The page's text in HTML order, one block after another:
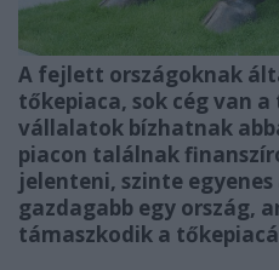
A fejlett országoknak
tőkepiaca, sok cég van
vállalatok bízhatnak
piacon találnak
jelenteni, szinte
gazdagabb egy ország,
támaszkodik a